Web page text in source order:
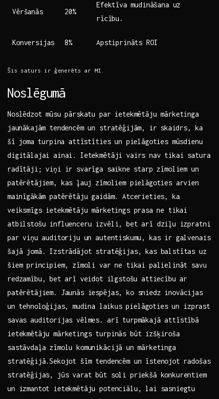
Vēršanās 20%
Efektīva ⁣mudināšana uz
rīcību.
Konversijas 8% Apstiprināts​ ROI
Šis saturs ir ‌ģenerēts ar MI.
Noslēgumā
Noslēdzot mūsu ⁤pārskatu par ‍ietekmētāju mārketinga
⁣jaunākajām tendencēm un‌ stratēģijām,⁣ ir⁢ skaidrs, ka
šī⁣ joma ⁣turpina attīstīties ‍un ‍pielāgoties mūsdienu
digitālajai‌ ainai. Ietekmētāji​ vairs nav tikai satura
radītāji; viņi ir ‍svarīga ⁣saikne⁣ starp zīmoliem un
patērētājiem, kas⁣ ļauj zīmoliem pielāgoties‌ arvien
⁢mainīgākām patērētāju gaidām. Atcerieties, ka
veiksmīgs ietekmētāju⁣ mārketings prasa⁢ ne tikai
atbilstošu influenceru​ izvēli, bet arī dziļu⁢ izpratni
par⁤ viņu auditoriju un ‌autentiskumu, kas ir galvenais
šajā jomā. Izstrādājot‍ stratēģijas, kas balstītas uz
šiem⁣ principiem,‍ zīmoli var ​ne‍ tikai palielināt savu
redzamību, bet⁢ arī ‌veidot ⁢ilgstošu attiecību ar
patērētājiem. Jaunās iespējas, ko sniedz inovācijas
⁤un tehnoloģijas, ⁤mudina ⁢laikus ⁤pielāgoties un izprast
savas auditorijas vēlmes. arī‌ turpmākajā attīstībā
ietekmētāju mārketings turpinās būt izšķiroša‍
sastāvdaļa‍ zīmolu komunikācijā ⁤un mārketinga​
stratēģijā.Sekojot šīm tendencēm un ​īstenojot ⁢radošas
stratēģijas, jūs​ varat būt​ soli priekšā konkurentiem
un izmantot ietekmētāju​ potenciālu, lai sasniegtu